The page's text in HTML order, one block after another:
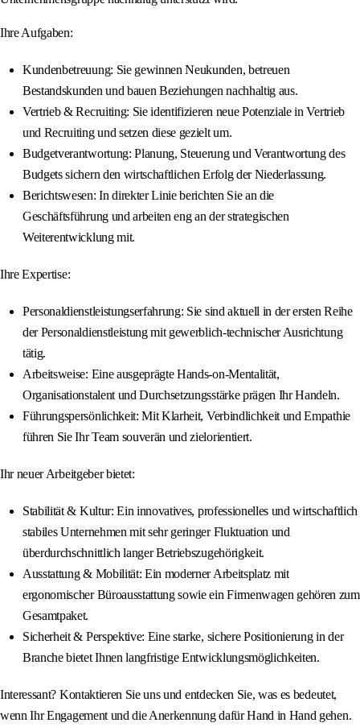
Ihre Aufgaben:
Kundenbetreuung: Sie gewinnen Neukunden, betreuen
Bestandskunden und bauen Beziehungen nachhaltig aus.
Vertrieb & Recruiting: Sie identifizieren neue Potenziale in Vertrieb
und Recruiting und setzen diese gezielt um.
Budgetverantwortung: Planung, Steuerung und Verantwortung des
Budgets sichern den wirtschaftlichen Erfolg der Niederlassung.
Berichtswesen: In direkter Linie berichten Sie an die
Geschäftsführung und arbeiten eng an der strategischen
Weiterentwicklung mit.
Ihre Expertise:
Personaldienstleistungserfahrung: Sie sind aktuell in der ersten Reihe
der Personaldienstleistung mit gewerblich-technischer Ausrichtung
tätig.
Arbeitsweise: Eine ausgeprägte Hands-on-Mentalität,
Organisationstalent und Durchsetzungsstärke prägen Ihr Handeln.
Führungspersönlichkeit: Mit Klarheit, Verbindlichkeit und Empathie
führen Sie Ihr Team souverän und zielorientiert.
Ihr neuer Arbeitgeber bietet:
Stabilität & Kultur: Ein innovatives, professionelles und wirtschaftlich
stabiles Unternehmen mit sehr geringer Fluktuation und
überdurchschnittlich langer Betriebszugehörigkeit.
Ausstattung & Mobilität: Ein moderner Arbeitsplatz mit
ergonomischer Büroausstattung sowie ein Firmenwagen gehören zum
Gesamtpaket.
Sicherheit & Perspektive: Eine starke, sichere Positionierung in der
Branche bietet Ihnen langfristige Entwicklungsmöglichkeiten.
Interessant? Kontaktieren Sie uns und entdecken Sie, was es bedeutet,
wenn Ihr Engagement und die Anerkennung dafür Hand in Hand gehen.